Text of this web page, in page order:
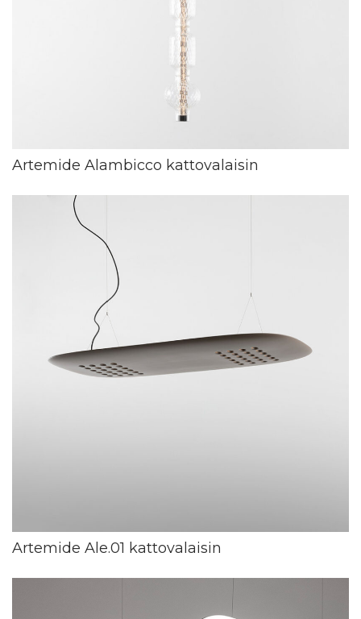
Artemide Alambicco kattovalaisin
Artemide Ale.01 kattovalaisin